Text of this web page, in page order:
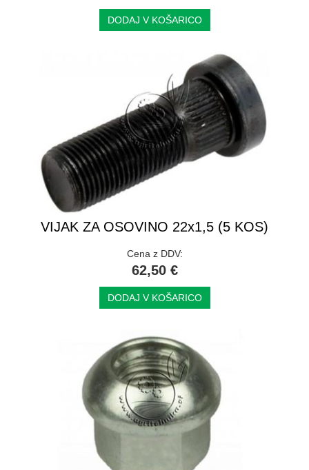
DODAJ V KOŠARICO
VIJAK ZA OSOVINO 22x1,5 (5 KOS)
Cena z DDV:
62,50 €
DODAJ V KOŠARICO